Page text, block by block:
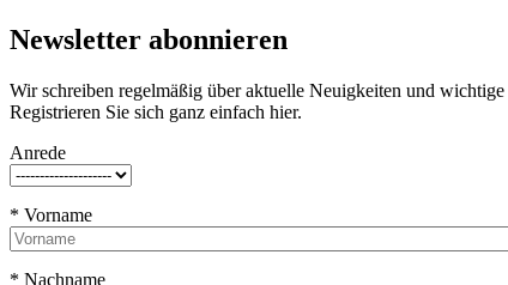
Newsletter abonnieren
Wir schreiben regelmäßig über aktuelle Neuigkeiten und
Registrieren Sie sich ganz einfach hier.
Anrede
* Vorname
* Nachname